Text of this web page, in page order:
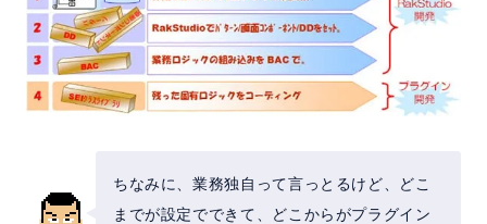
ちなみに、業務独自って言っとるけど、どこ
までが設定でできて、どこからがプラグイン